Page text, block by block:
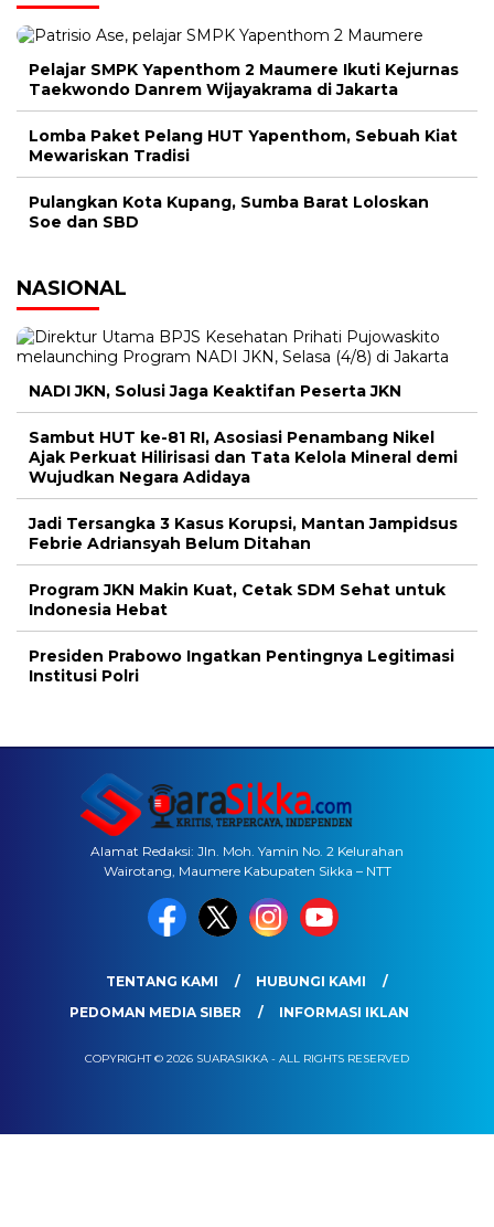
Pelajar SMPK Yapenthom 2 Maumere Ikuti Kejurnas
Taekwondo Danrem Wijayakrama di Jakarta
Lomba Paket Pelang HUT Yapenthom, Sebuah Kiat
Mewariskan Tradisi
Pulangkan Kota Kupang, Sumba Barat Loloskan
Soe dan SBD
NASIONAL
NADI JKN, Solusi Jaga Keaktifan Peserta JKN
Sambut HUT ke-81 RI, Asosiasi Penambang Nikel
Ajak Perkuat Hilirisasi dan Tata Kelola Mineral demi
Wujudkan Negara Adidaya
Jadi Tersangka 3 Kasus Korupsi, Mantan Jampidsus
Febrie Adriansyah Belum Ditahan
Program JKN Makin Kuat, Cetak SDM Sehat untuk
Indonesia Hebat
Presiden Prabowo Ingatkan Pentingnya Legitimasi
Institusi Polri
Alamat Redaksi: Jln. Moh. Yamin No. 2 Kelurahan
Wairotang, Maumere Kabupaten Sikka – NTT
TENTANG KAMI
HUBUNGI KAMI
PEDOMAN MEDIA SIBER
INFORMASI IKLAN
COPYRIGHT © 2026 SUARASIKKA - ALL RIGHTS RESERVED